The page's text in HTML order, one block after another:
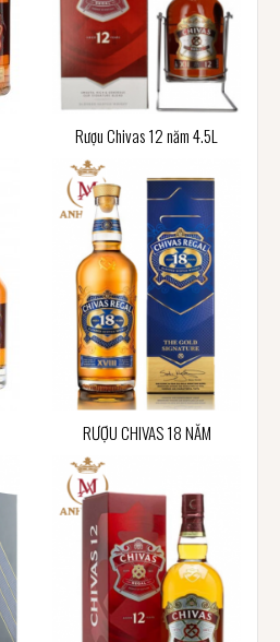
Rượu Chivas 12 năm 4.5L
RƯỢU CHIVAS 18 NĂM